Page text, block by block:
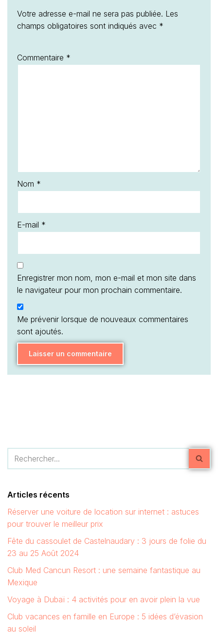
Votre adresse e-mail ne sera pas publiée. Les
champs obligatoires sont indiqués avec *
Commentaire *
Nom *
E-mail *
Enregistrer mon nom, mon e-mail et mon site dans
le navigateur pour mon prochain commentaire.
Me prévenir lorsque de nouveaux commentaires
sont ajoutés.
Articles récents
Réserver une voiture de location sur internet : astuces
pour trouver le meilleur prix
Fête du cassoulet de Castelnaudary : 3 jours de folie du
23 au 25 Août 2024
Club Med Cancun Resort : une semaine fantastique au
Mexique
Voyage à Dubaï : 4 activités pour en avoir plein la vue
Club vacances en famille en Europe : 5 idées d’évasion
au soleil